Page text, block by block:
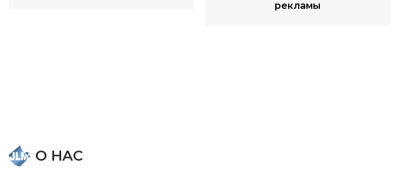
О HAC